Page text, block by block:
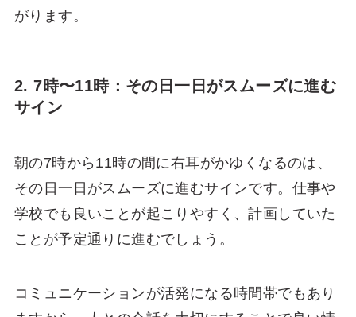
がります。
2. 7時〜11時：その日一日がスムーズに進む
サイン
朝の7時から11時の間に右耳がかゆくなるのは、
その日一日がスムーズに進むサインです。仕事や
学校でも良いことが起こりやすく、計画していた
ことが予定通りに進むでしょう。
コミュニケーションが活発になる時間帯でもあり